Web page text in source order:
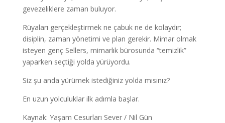
gevezeliklere zaman buluyor.
Rüyaları gerçekleştirmek ne çabuk ne de kolaydır;
disiplin, zaman yönetimi ve plan gerekir. Mimar olmak
isteyen genç Sellers, mimarlık bürosunda “temizlik”
yaparken seçtiği yolda yürüyordu.
Siz şu anda yürümek istediğiniz yolda mısınız?
En uzun yolculuklar ilk adımla başlar.
Kaynak: Yaşam Cesurları Sever / Nil Gün